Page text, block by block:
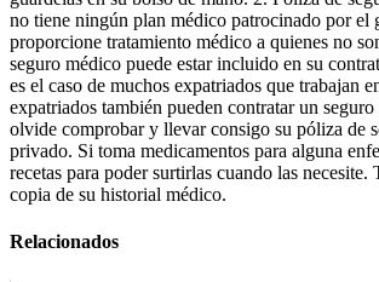
no tiene ningún plan médico patrocinado por el
proporcione tratamiento médico a quienes no
seguro médico puede estar incluido en su
es el caso de muchos expatriados que trabajan
expatriados también pueden contratar un
olvide comprobar y llevar consigo su póliza de
privado. Si toma medicamentos para alguna
recetas para poder surtirlas cuando las necesite.
copia de su historial médico.
Relacionados